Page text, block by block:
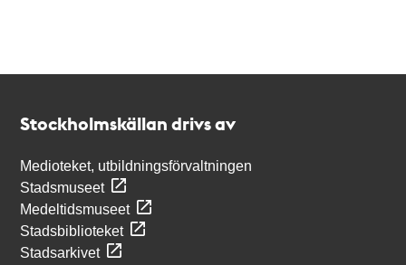
Stockholmskällan drivs av
Medioteket, utbildningsförvaltningen
Stadsmuseet
Medeltidsmuseet
Stadsbiblioteket
Stadsarkivet